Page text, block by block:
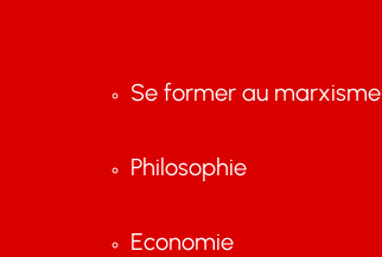
Se former au marxisme
Philosophie
Economie